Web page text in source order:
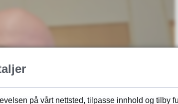
på vårt nettsted, tilpasse innhold og tilby